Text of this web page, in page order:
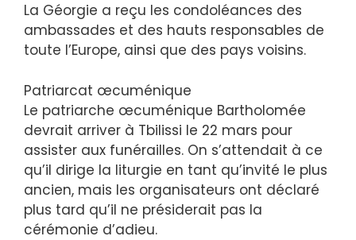
La Géorgie a reçu les condoléances des
ambassades et des hauts responsables de
toute l’Europe, ainsi que des pays voisins.
Patriarcat œcuménique
Le patriarche œcuménique Bartholomée
devrait arriver à Tbilissi le 22 mars pour
assister aux funérailles. On s’attendait à ce
qu’il dirige la liturgie en tant qu’invité le plus
ancien, mais les organisateurs ont déclaré
plus tard qu’il ne présiderait pas la
cérémonie d’adieu.